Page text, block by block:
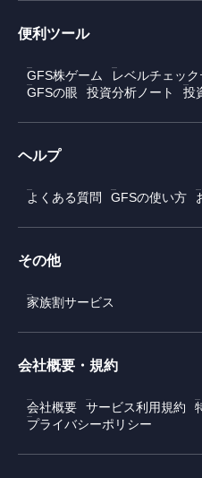
便利ツール
GFS株ゲーム レベルチェック
GFSの眼
投資分析ノート 投
ヘルプ
よくある質問 GFSの使い方
その他
家族割サービス
会社概要・規約
会社概要 サービス利用規約
プライバシーポリシー